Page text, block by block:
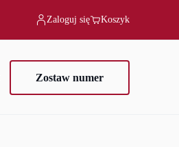
Zaloguj się Koszyk
Zostaw numer